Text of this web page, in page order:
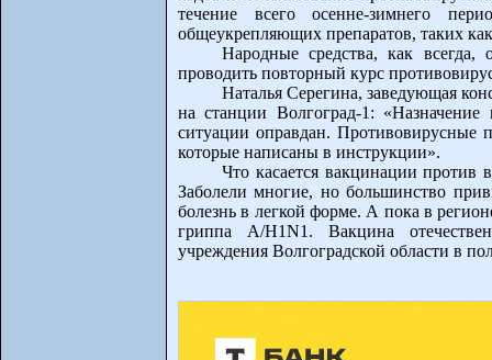
течение всего осенне-зимнего
общеукрепляющих препаратов, таких
Народные средства, как
проводить повторный курс
Наталья Серегина, заведующая
на станции Волгоград-1:
ситуации оправдан. Противовирусные
которые написаны в инструкции».
Что касается вакцинации против
Заболели многие, но большинство
болезнь в легкой форме. А пока в
гриппа А/H1N1. Вакцина
учреждения Волгоградской области в